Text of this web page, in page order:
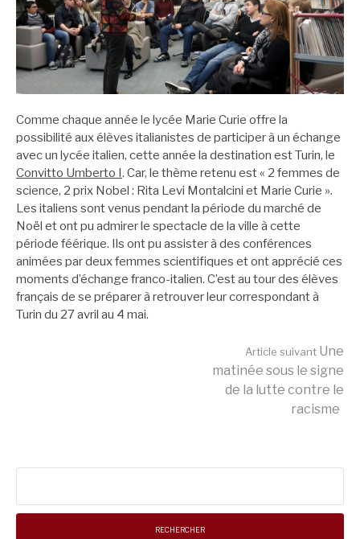
Comme chaque année le lycée Marie Curie offre la
possibilité aux élèves italianistes de participer à un échange
avec un lycée italien, cette année la destination est Turin, le
Convitto Umberto I . Car, le thème retenu est « 2 femmes de
science, 2 prix Nobel : Rita Levi Montalcini et Marie Curie ».
Les italiens sont venus pendant la période du marché de
Noël et ont pu admirer le spectacle de la ville à cette
période féérique. Ils ont pu assister à des conférences
animées par deux femmes scientifiques et ont apprécié ces
moments d’échange franco-italien. C’est au tour des élèves
français de se préparer à retrouver leur correspondant à
Turin du 27 avril au 4 mai.
suite
Article suivant Une
matinée sous le signe
de la lutte contre le
racisme